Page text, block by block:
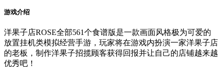
游戏介绍
洋果子店ROSE全部561个食谱版是一款画面风格极为可爱的
放置挂机类模拟经营手游，玩家将在游戏内扮演一家洋果子店
的老板，制作洋果子招揽顾客获得回报并让自己的店铺越来越
优秀吧！